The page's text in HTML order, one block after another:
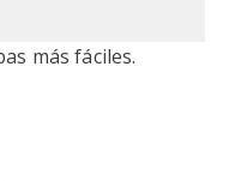
más fáciles.